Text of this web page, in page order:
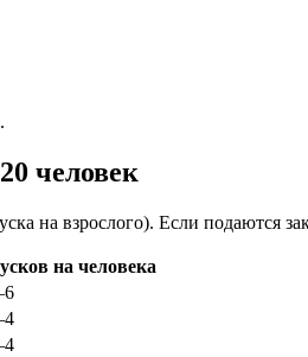
человек
на взрослого). Если подаются
на человека